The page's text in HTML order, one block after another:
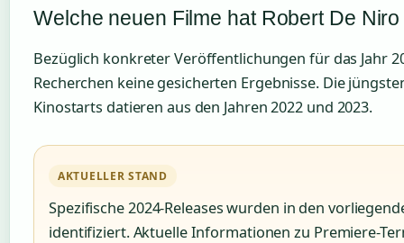
Welche neuen Filme hat Robert De
Bezüglich konkreter Veröffentlichungen für das Jahr
Recherchen keine gesicherten Ergebnisse. Die
Kinostarts datieren aus den Jahren 2022 und 2023.
AKTUELLER STAND
Spezifische 2024-Releases wurden in den
identifiziert. Aktuelle Informationen zu Premiere-